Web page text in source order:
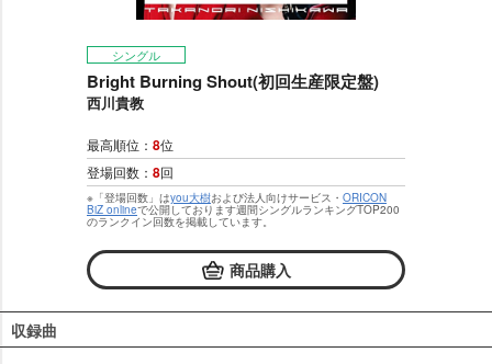
シングル
Bright Burning Shout(初回生産限定盤)
西川貴教
最高順位： 8位
登場回数： 8回
※「登場回数」はyou大樹および法人向けサービス・ ORICON
BiZ onlineで公開しております週間シングルランキングTOP200
のランクイン回数を掲載しています。
商品購入
収録曲